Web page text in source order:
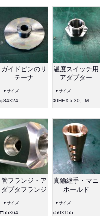
ガイドピンのリ
テーナ
▼サイズ
φ84×24
温度スイッチ用
アダプター
▼サイズ
30HEXｘ30、M...
管フランジ・ア
ダプタフランジ
▼サイズ
□55×64
真鍮継手・マニ
ホールド
▼サイズ
φ50×155